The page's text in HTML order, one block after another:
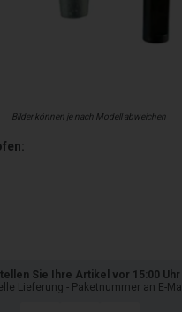
Bilder können je nach Modell abweichen
Sie Ihre Artikel vor 15:00 Uhr
Lieferung - Paketnummer an E-